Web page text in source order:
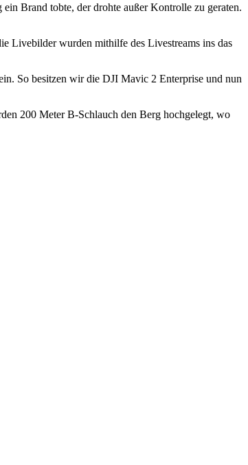
ein Brand tobte, der drohte außer Kontrolle zu geraten.
Livebilder wurden mithilfe des Livestreams ins das
So besitzen wir die DJI Mavic 2 Enterprise und nun
200 Meter B-Schlauch den Berg hochgelegt, wo